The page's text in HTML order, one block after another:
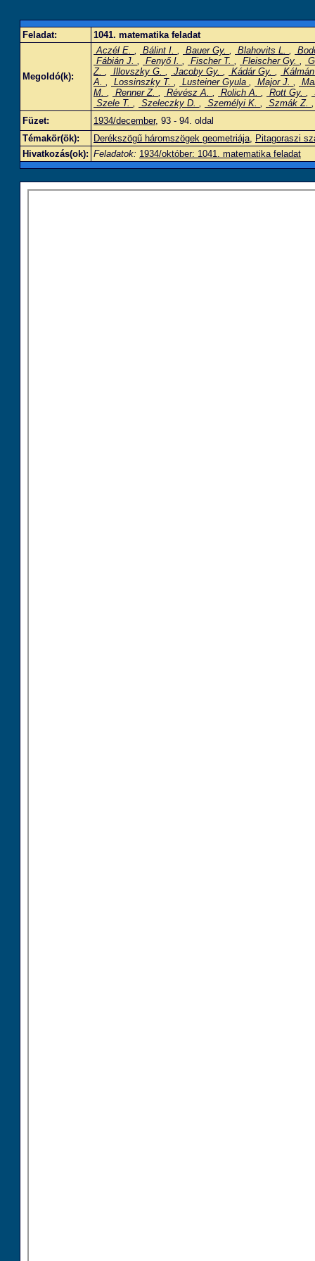
Feladat: 1041. matematika feladat
Megoldó(k):
Aczél E. , Bálint I. , Bauer Gy. , Blahovits L. ,
Fábián J. , Fenyő I. , Fischer T. , Fleischer Gy. ,
Z. , Illovszky G. , Jacoby Gy. , Kádár Gy. ,
A. , Lossinszky T. , Lusteiner Gyula , Major J. ,
M. , Renner Z. , Révész A. , Rolich A. , Rott Gy. ,
Szele T. , Szeleczky D. , Személyi K. , Szmák Z.
Füzet:
1934/december, 93 - 94. oldal
Témakör(ök):
Derékszögű háromszögek geometriája, Pitagoraszi
Hivatkozás(ok): Feladatok: 1934/október: 1041. matematika feladat